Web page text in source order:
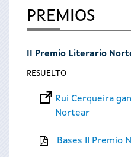
encuentra
usted
PREMIOS
II Premio Literario
RESUELTO
Rui Cerqueira
Nortear
Bases II Premio